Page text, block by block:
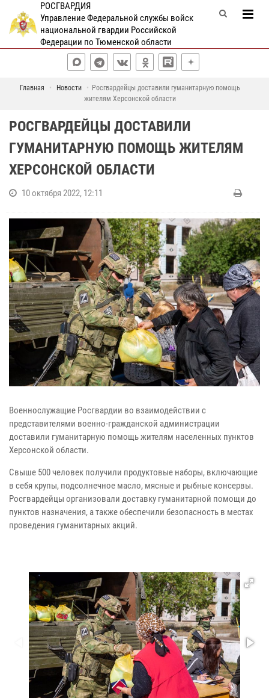
РОСГВАРДИЯ
Управление Федеральной службы войск
национальной гвардии Российской
Федерации по Тюменской области
Главная Новости
Росгвардейцы доставили гуманитарную помощь
жителям Херсонской области
РОСГВАРДЕЙЦЫ ДОСТАВИЛИ
ГУМАНИТАРНУЮ ПОМОЩЬ ЖИТЕЛЯМ
ХЕРСОНСКОЙ ОБЛАСТИ
10 октября 2022, 12:11
Военнослужащие Росгвардии во взаимодействии с
представителями военно-гражданской администрации
доставили гуманитарную помощь жителям населенных пунктов
Херсонской области.
Свыше 500 человек получили продуктовые наборы, включающие
в себя крупы, подсолнечное масло, мясные и рыбные консервы.
Росгвардейцы организовали доставку гуманитарной помощи до
пунктов назначения, а также обеспечили безопасность в местах
проведения гуманитарных акций.